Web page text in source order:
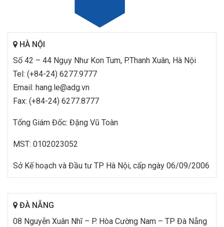
HÀ NỘI
Số 42 – 44 Ngụy Như Kon Tum, P.Thanh Xuân, Hà Nội
Tel: (+84-24) 6277.9777
Email: hang.le@adg.vn
Fax: (+84-24) 6277.8777
Tổng Giám Đốc: Đặng Vũ Toàn
MST: 0102023052
Sở Kế hoạch và Đầu tư TP Hà Nội, cấp ngày 06/09/2006
ĐÀ NẴNG
08 Nguyễn Xuân Nhĩ – P. Hòa Cường Nam – TP Đà Nẵng